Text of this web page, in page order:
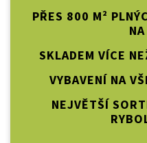
PŘES 800 M²
SKLADEM VÍCE
VYBAVENÍ NA
NEJVĚTŠÍ